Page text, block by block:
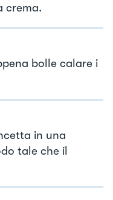
crema.
bolle calare i
in una
tale che il